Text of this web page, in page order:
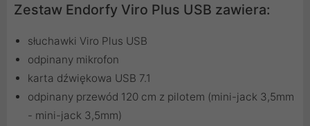
Zestaw Endorfy Viro Plus USB zawiera:
słuchawki Viro Plus USB
odpinany mikrofon
karta dźwiękowa USB 7.1
odpinany przewód 120 cm z pilotem (mini-jack 3,5mm
- mini-jack 3,5mm)